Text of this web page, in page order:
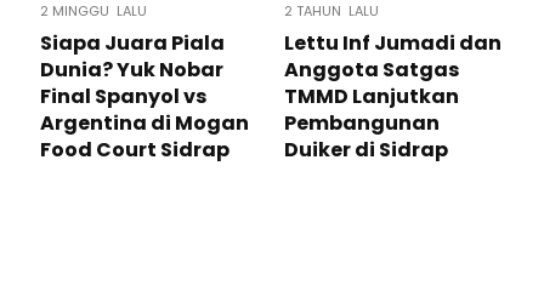
2 MINGGU LALU
Siapa Juara Piala
Dunia? Yuk Nobar
Final Spanyol vs
Argentina di Mogan
Food Court Sidrap
2 TAHUN LALU
Lettu Inf Jumadi dan
Anggota Satgas
TMMD Lanjutkan
Pembangunan
Duiker di Sidrap